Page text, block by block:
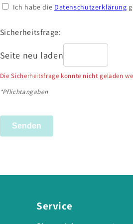
Ich habe die Datenschutzerklärung
Sicherheitsfrage:
Seite neu laden
Die Sicherheitsfrage konnte nicht geladen
*Pflichtangaben
Senden
Service